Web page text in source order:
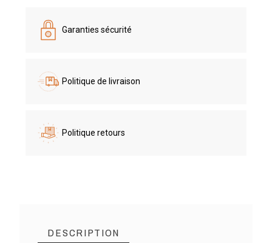
Garanties sécurité
Politique de livraison
Politique retours
DESCRIPTION